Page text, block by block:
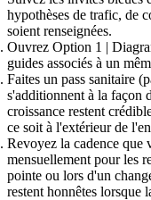
hypothèses de trafic, de
soient renseignées.
Ouvrez Option 1 |
guides associés à un
Faites un pass sanitaire
s'additionnent à la façon
croissance restent
ce soit à l'extérieur de
Revoyez la cadence que
mensuellement pour les
pointe ou lors d'un
restent honnêtes lorsque